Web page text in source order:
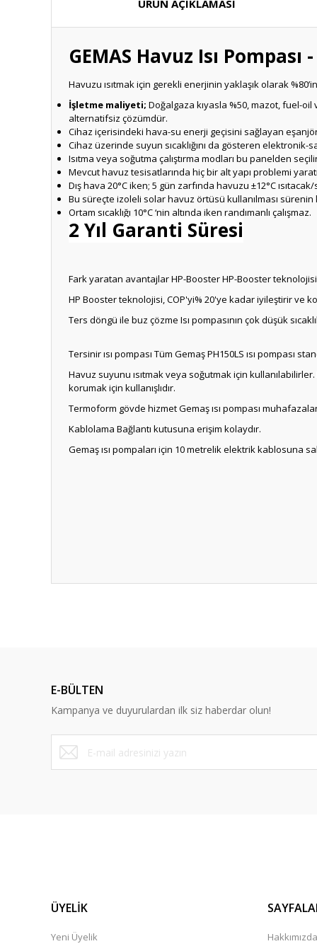
ÜRÜN AÇIKLAMASI
GEMAS Havuz Isı
Havuzu ısıtmak için gerekli enerjinin yaklaşık olarak
İşletme maliyeti; Doğalgaza kıyasla %50, mazot, fuel-oil
alternatifsiz çözümdür.
Cihaz içerisindeki hava-su enerji geçisini sağlayan
Cihaz üzerinde suyun sıcaklığını da gösteren
Isıtma veya soğutma çalıştırma modları bu panelden
Mevcut havuz tesisatlarında hiç bir alt yapı problemi
Dış hava 20°C iken; 5 gün zarfında havuzu ±12°C
Bu süreçte izoleli solar havuz örtüsü kullanılması
Ortam sıcaklığı 10°C ‘nin altında iken randımanlı çalışmaz.
2 Yıl Garanti Süresi
Fark yaratan avantajlar HP-Booster HP-Booster
HP Booster teknolojisi, COP'yi% 20'ye kadar iyileştirir ve
Ters döngü ile buz çözme Isı pompasının çok düşük
Tersinir ısı pompası Tüm Gemaş PH150LS ısı pompası
Havuz suyunu ısıtmak veya soğutmak için
korumak için kullanışlıdır.
Termoform gövde hizmet Gemaş ısı pompası
Kablolama Bağlantı kutusuna erişim kolaydır.
Gemaş ısı pompaları için 10 metrelik elektrik kablosuna
E-BÜLTEN
Kampanya ve duyurulardan ilk siz haberdar olun!
ÜYELİK
Yeni Üyelik Hakkımızda